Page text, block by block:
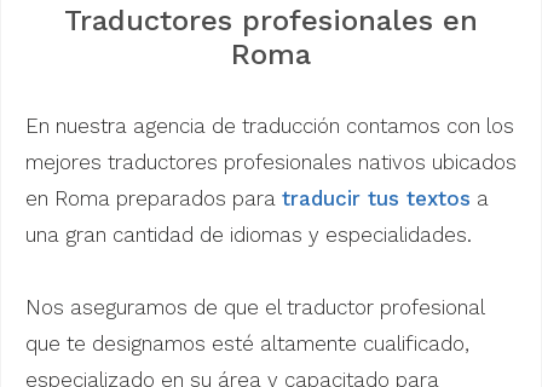
Traductores profesionales en
Roma
En nuestra agencia de traducción contamos con los
mejores traductores profesionales nativos ubicados
en Roma preparados para traducir tus textos a
una gran cantidad de idiomas y especialidades.
Nos aseguramos de que el traductor profesional
que te designamos esté altamente cualificado,
especializado en su área y capacitado para